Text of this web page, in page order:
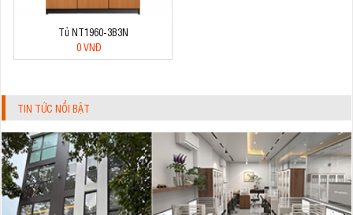
Tủ NT1960-3B3N
0 VNĐ
TIN TỨC NỔI BẬT